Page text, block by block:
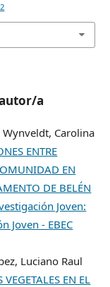
a
Wynveldt, Carolina
ENTRE
EN
DE BELÉN
Joven:
Joven - EBEC
Luciano Raul
EN EL